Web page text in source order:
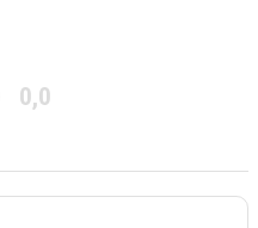
0,0